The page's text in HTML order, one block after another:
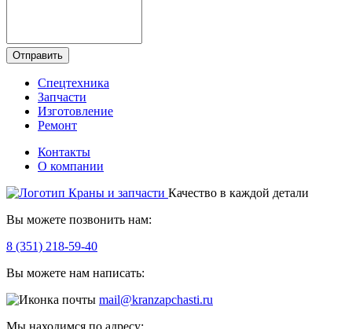
Отправить
Спецтехника
Запчасти
Изготовление
Ремонт
Контакты
О компании
Качество в каждой детали
Вы можете позвонить нам:
8 (351) 218-59-40
Вы можете нам написать:
mail@kranzapchasti.ru
Мы находимся по адресу: